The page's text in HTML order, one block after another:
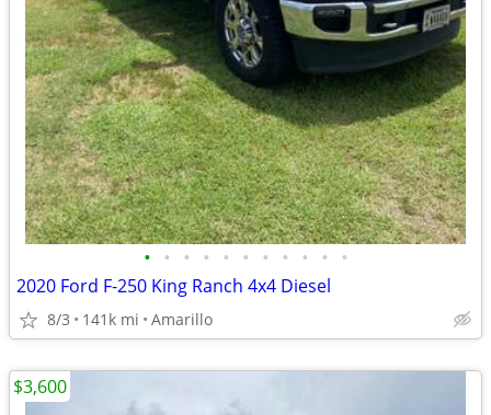
• • • • • • • • • • •
2020 Ford F-250 King Ranch 4x4 Diesel
8/3 141k mi Amarillo
$3,600